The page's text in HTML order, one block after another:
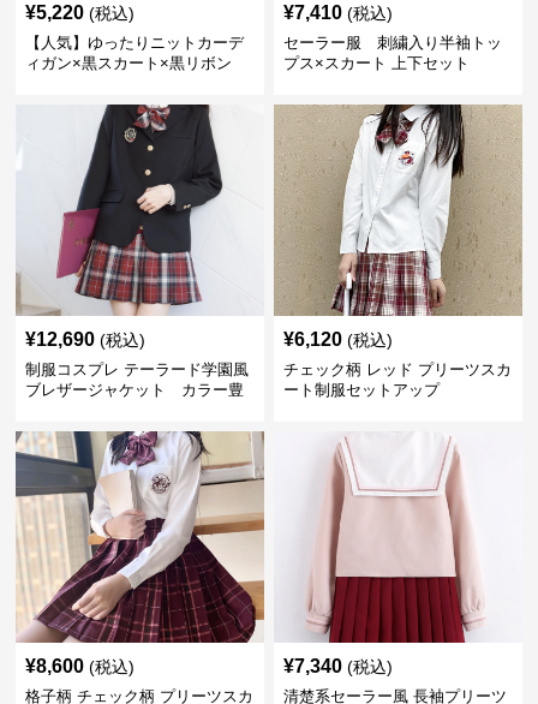
¥5,220 (税込)
【人気】ゆったりニットカーデ
ィガン×黒スカート×黒リボン
¥7,410 (税込)
セーラー服 刺繍入り半袖トッ
プス×スカート 上下セット
¥12,690 (税込)
制服コスプレ テーラード学園風
ブレザージャケット カラー豊
¥6,120 (税込)
チェック柄 レッド プリーツスカ
ート制服セットアップ
¥8,600 (税込)
格子柄 チェック柄 プリーツスカ
¥7,340 (税込)
清楚系セーラー風 長袖プリーツ